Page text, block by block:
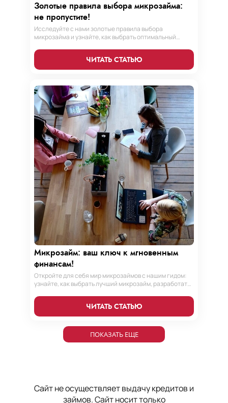
Золотые правила выбора микрозайма:
не пропустите!
Исследуйте с нами золотые правила выбора
микрозайма и узнайте, как выбрать оптимальный
обеспечить свою финансовую безопасность. Ваш
компас в мире микрокредитов!
ЧИТАТЬ СТАТЬЮ
Микрозайм: ваш ключ к мгновенным
финансам!
Откройте для себя мир микрозаймов с нашим гидом:
узнайте, как выбрать лучший микрозайм, разработать
стабильность. Ваш ключ к умным финансам здесь!
ЧИТАТЬ СТАТЬЮ
ПОКАЗАТЬ ЕЩЕ
Сайт не осуществляет выдачу кредитов и
займов. Сайт носит только